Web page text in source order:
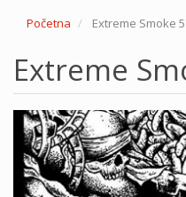
Početna Extreme Smoke
Extreme